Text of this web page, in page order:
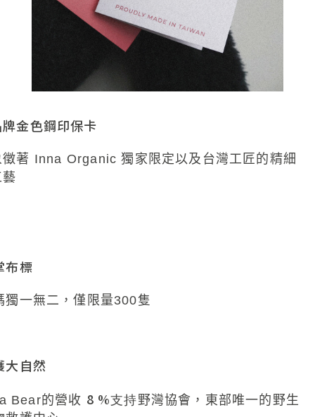
金色鋼印保卡
徵著 Inna Organic 獨家限定以及台灣工匠的精細
藝
布標
獨一無二，僅限量300隻
大自然
Bear的營收 8 %支持野灣協會，東部唯一的野生